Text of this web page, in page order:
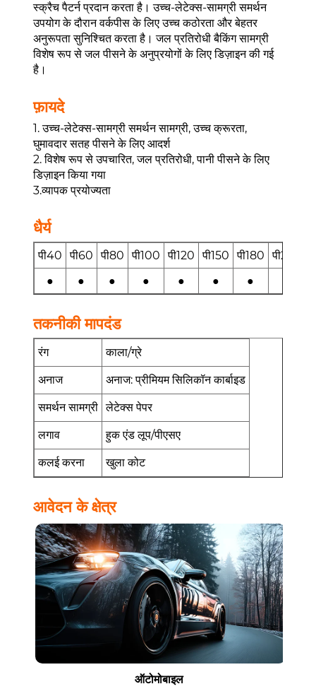
स्क्रैच पैटर्न प्रदान करता है। उच्च-लेटेक्स-सामग्री समर्थन
उपयोग के दौरान वर्कपीस के लिए उच्च कठोरता और बेहतर
अनुरूपता सुनिश्चित करता है। जल प्रतिरोधी बैकिंग सामग्री
विशेष रूप से जल पीसने के अनुप्रयोगों के लिए डिज़ाइन की गई
है।
फ़ायदे
1. उच्च-लेटेक्स-सामग्री समर्थन सामग्री, उच्च क्रूरता,
घुमावदार सतह पीसने के लिए आदर्श
2. विशेष रूप से उपचारित, जल प्रतिरोधी, पानी पीसने के लिए
डिज़ाइन किया गया
3.व्यापक प्रयोज्यता
धैर्य
पी40 पी60 पी80 पी100 पी120 पी150 पी180 पी220
●
● ● ● ● ● ●
तकनीकी मापदंड
रंग काला/ग्रे
अनाज अनाज: प्रीमियम सिलिकॉन कार्बाइड
समर्थन सामग्री लेटेक्स पेपर
लगाव हुक एंड लूप/पीएसए
कलई करना खुला कोट
आवेदन के क्षेत्र
ऑटोमोबाइल